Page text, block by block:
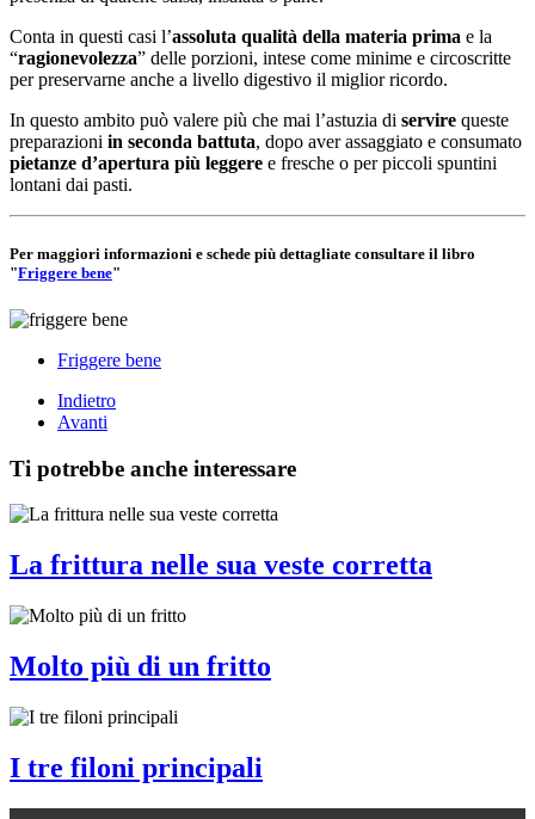
Conta in questi casi l’assoluta qualità della materia prima e la
“ragionevolezza” delle porzioni, intese come minime e circoscritte
per preservarne anche a livello digestivo il miglior ricordo.
In questo ambito può valere più che mai l’astuzia di servire queste
preparazioni in seconda battuta, dopo aver assaggiato e consumato
pietanze d’apertura più leggere e fresche o per piccoli spuntini
lontani dai pasti.
Per maggiori informazioni e schede più dettagliate consultare il libro
"Friggere bene"
Friggere bene
Indietro
Avanti
Ti potrebbe anche interessare
La frittura nelle sua veste corretta
Molto più di un fritto
I tre filoni principali